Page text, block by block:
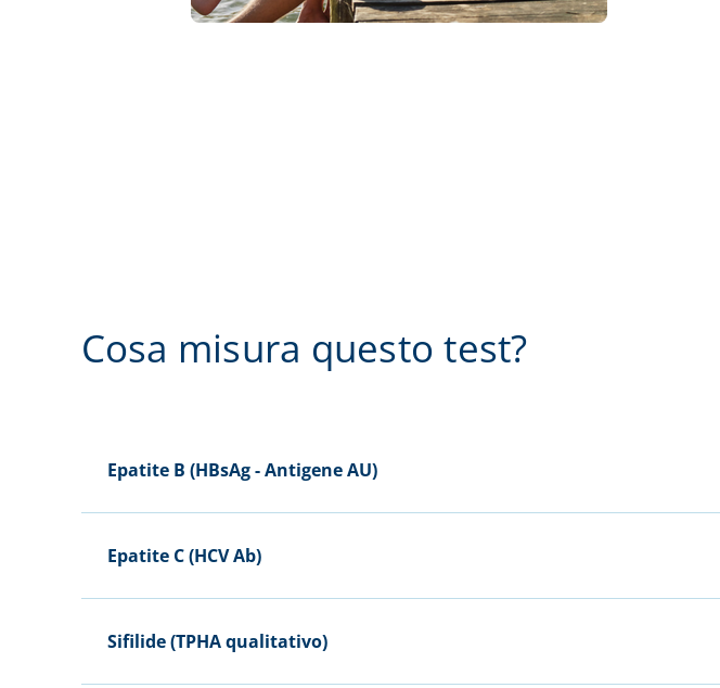
Cosa misura questo test?
Epatite B (HBsAg - Antigene AU)
Epatite C (HCV Ab)
Sifilide (TPHA qualitativo)